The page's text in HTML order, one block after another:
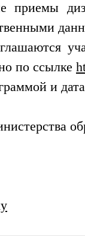
приемы
по ссылке
и